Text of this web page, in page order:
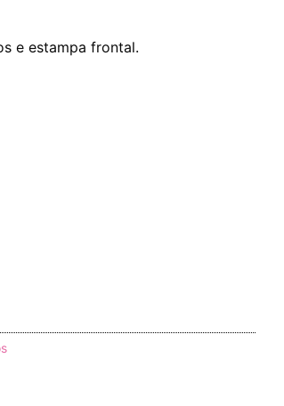
e estampa frontal.